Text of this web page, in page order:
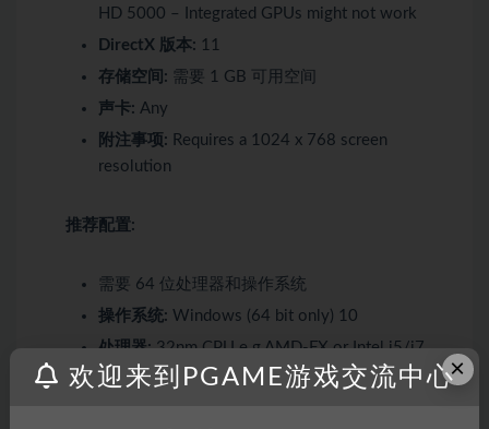
HD 5000 – Integrated GPUs might not work
DirectX 版本: 11
存储空间: 需要 1 GB 可用空间
声卡: Any
附注事项: Requires a 1024 x 768 screen
resolution
推荐配置:
需要 64 位处理器和操作系统
操作系统: Windows (64 bit only) 10
处理器:32nm CPU e.g AMD-FX or Intel i5/i7
内存:8 GB RAM
×
欢迎来到PGAME游戏交流中心